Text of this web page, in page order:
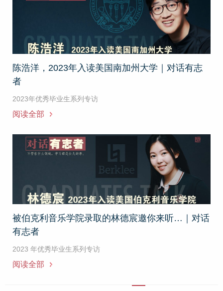
陈浩洋，2023年入读美国南加州大学｜对话有志
者
2023年优秀毕业生系列专访
阅读全部
被伯克利音乐学院录取的林德宸邀你来听…｜对话
有志者
2023 年优秀毕业生系列专访
阅读全部